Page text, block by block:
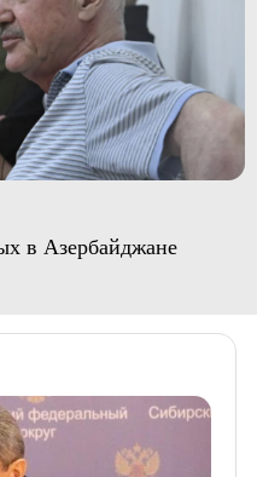
в Азербайджане